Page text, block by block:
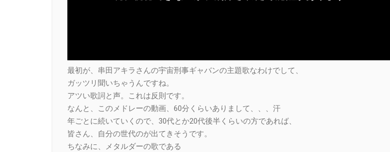
最初が、串田アキラさんの宇宙刑事ギャバンの主題歌なわけでして、
ガッツリ聞いちゃうんですね。
アツい歌詞と声。これは反則です。
なんと、このメドレーの動画、60分くらいありまして、、、汗
年ごとに続いていくので、30代とか20代後半くらいの方であれば、
皆さん、自分の世代のが出てきそうです。
ちなみに、メタルダーの歌である